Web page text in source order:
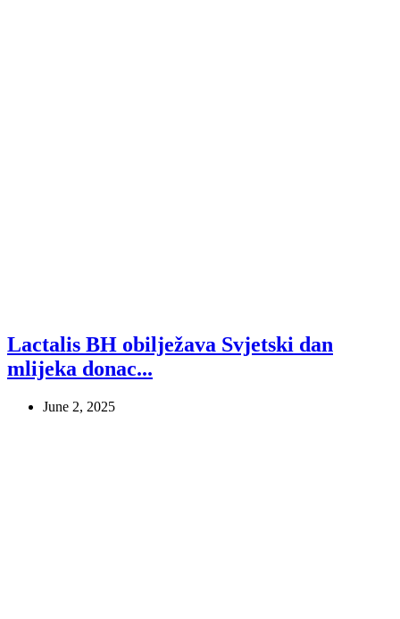
Lactalis BH obilježava Svjetski dan
mlijeka donac...
June 2, 2025